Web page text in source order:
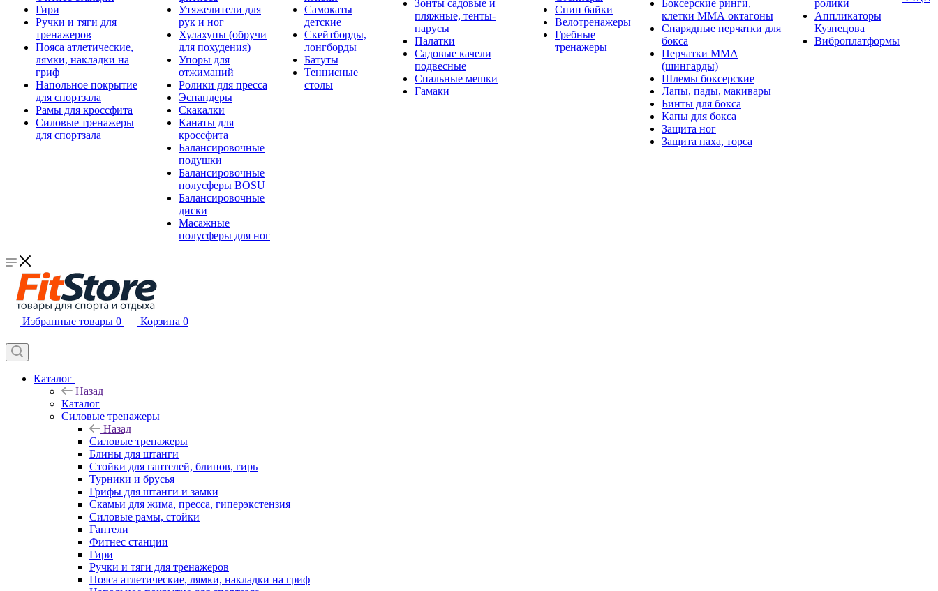
Гири
Ручки и тяги для
тренажеров
Пояса атлетические,
лямки, накладки на
гриф
Напольное покрытие
для спортзала
Рамы для кроссфита
Силовые тренажеры
для спортзала
Утяжелители для
рук и ног
Хулахупы (обручи
для похудения)
Упоры для
отжиманий
Ролики для пресса
Эспандеры
Скакалки
Канаты для
кроссфита
Балансировочные
подушки
Балансировочные
полусферы BOSU
Балансировочные
диски
Масажные
полусферы для ног
Самокаты
детские
Скейтборды,
лонгборды
Батуты
Теннисные
столы
Зонты садовые и
пляжные, тенты-
парусы
Палатки
Садовые качели
подвесные
Спальные мешки
Гамаки
Спин байки
Велотренажеры
Гребные
тренажеры
Боксерские ринги,
клетки ММА октагоны
Снарядные перчатки для
бокса
Перчатки MMA
(шингарды)
Шлемы боксерские
Лапы, пады, макивары
Бинты для бокса
Капы для бокса
Защита ног
Защита паха, торса
ролики
Аппликаторы
Кузнецова
Виброплатформы
Избранные товары 0 Корзина 0
Каталог
Назад
Каталог
Силовые тренажеры
Назад
Силовые тренажеры
Блины для штанги
Стойки для гантелей, блинов, гирь
Турники и брусья
Грифы для штанги и замки
Скамьи для жима, пресса, гиперэкстензия
Силовые рамы, стойки
Гантели
Фитнес станции
Гири
Ручки и тяги для тренажеров
Пояса атлетические, лямки, накладки на гриф